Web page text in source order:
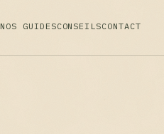
NOS GUIDESCONSEILSCONTACT